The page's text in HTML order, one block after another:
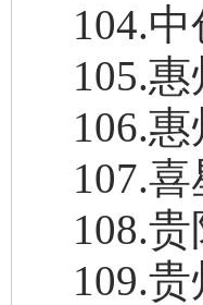
104.中
105.惠
106.惠
107.喜
108.贵
109.贵